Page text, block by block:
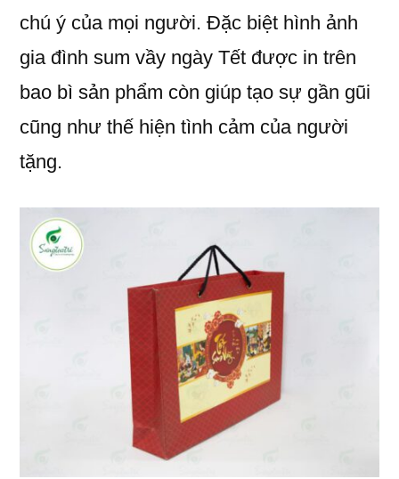
chú ý của mọi người. Đặc biệt hình ảnh
gia đình sum vầy ngày Tết được in trên
bao bì sản phẩm còn giúp tạo sự gần gũi
cũng như thế hiện tình cảm của người
tặng.